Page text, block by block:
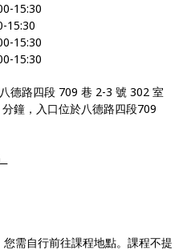
15:30
15:30
15:30
15:30
德路四段 709 巷 2-3 號 302 室
鐘，入口位於八德路四段709
您需自行前往課程地點。課程不提